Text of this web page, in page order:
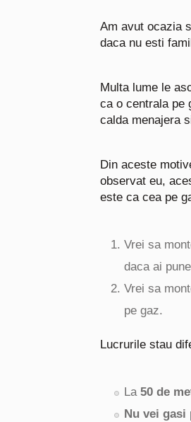
Am avut ocazia
daca nu esti
Multa lume le
ca o centrala pe
calda menajera
Din aceste
observat eu,
este ca cea pe
Vrei sa
daca ai
Vrei sa
pe gaz.
Lucrurile stau
La 50 de
Nu vei